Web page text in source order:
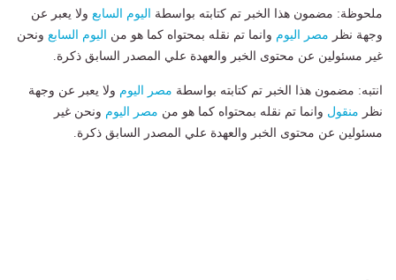
ملحوظة: مضمون هذا الخبر تم كتابته بواسطة اليوم السابع ولا يعبر عن
وجهة نظر مصر اليوم وانما تم نقله بمحتواه كما هو من اليوم السابع ونحن
غير مسئولين عن محتوى الخبر والعهدة علي المصدر السابق ذكرة.
انتبه: مضمون هذا الخبر تم كتابته بواسطة مصر اليوم ولا يعبر عن وجهة
نظر منقول وانما تم نقله بمحتواه كما هو من مصر اليوم ونحن غير
مسئولين عن محتوى الخبر والعهدة علي المصدر السابق ذكرة.